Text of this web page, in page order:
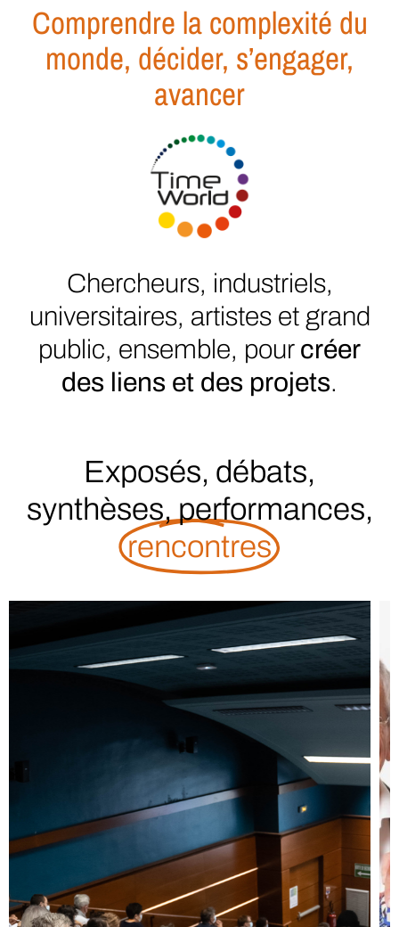
Comprendre la complexité du
monde, décider, s’engager,
avancer
Chercheurs, industriels,
universitaires, artistes et grand
public, ensemble, pour créer
des liens et des projets.
Exposés, débats,
synthèses, performances,
rencontres